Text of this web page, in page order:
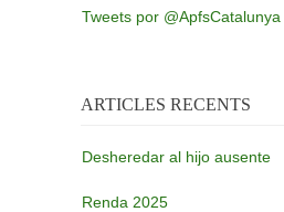
Tweets por @ApfsCatalunya
ARTICLES RECENTS
Desheredar al hijo ausente
Renda 2025